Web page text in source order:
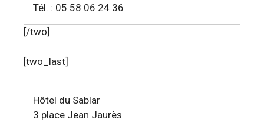
Tél. : 05 58 06 24 36
[/two]
[two_last]
Hôtel du Sablar
3 place Jean Jaurès